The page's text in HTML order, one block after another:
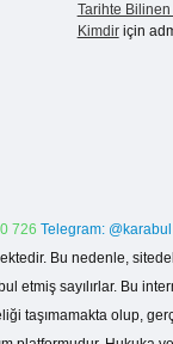
Tarihte Bilinen
Kimdiriçin
726 Telegram: @karabul
Bu nedenle,
etmiş sayılırlar. Bu
taşımamakta olup,